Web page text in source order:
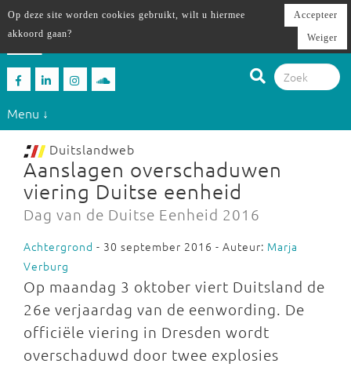
Menu ↓
Duitslandweb
Aanslagen overschaduwen
viering Duitse eenheid
Dag van de Duitse Eenheid 2016
Achtergrond - 30 september 2016 - Auteur: Marja
Verburg
Op maandag 3 oktober viert Duitsland de
26e verjaardag van de eenwording. De
officiële viering in Dresden wordt
overschaduwd door twee explosies
Op deze site worden cookies gebruikt, wilt u hiermee
akkoord gaan?
Accepteer
Weiger